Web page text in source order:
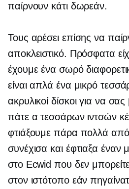
παίρνουν κάτι δωρεάν.
Τους αρέσει επίσης να
αποκλειστικό. Πρόσφατα
έχουμε ένα σωρό
είναι απλά ένα μικρό
ακρυλικοί δίσκοι για να
πάτε ατεσσάρων ιντσών
φτιάξουμε πάρα πολλά
συνέχισα και έφτιαξα έναν
στο Ecwid που δεν
στον ιστότοπο εάν